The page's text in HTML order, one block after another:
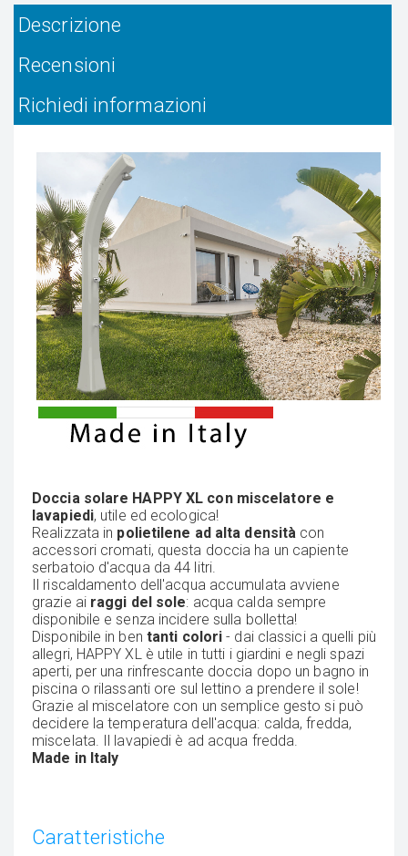
Descrizione
Recensioni
Richiedi informazioni
Doccia solare HAPPY XL con miscelatore e
lavapiedi, utile ed ecologica!
Realizzata in polietilene ad alta densità con
accessori cromati, questa doccia ha un capiente
serbatoio d'acqua da 44 litri.
Il riscaldamento dell'acqua accumulata avviene
grazie ai raggi del sole: acqua calda sempre
disponibile e senza incidere sulla bolletta!
Disponibile in ben tanti colori- dai classici a quelli più
allegri, HAPPY XL è utile in tutti i giardini e negli spazi
aperti, per una rinfrescante doccia dopo un bagno in
piscina o rilassanti ore sul lettino a prendere il sole!
Grazie al miscelatore con un semplice gesto si può
decidere la temperatura dell'acqua: calda, fredda,
miscelata. Il lavapiedi è ad acqua fredda.
Made in Italy
Caratteristiche